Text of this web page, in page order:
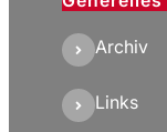
Archiv
Links